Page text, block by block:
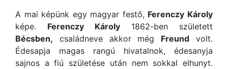
A mai képünk egy magyar festő, Ferenczy Károly
képe. Ferenczy Károly 1862-ben született
Bécsben, családneve akkor még Freund volt.
Édesapja magas rangú hivatalnok, édesanyja
sajnos a fiú születése után nem sokkal elhunyt.